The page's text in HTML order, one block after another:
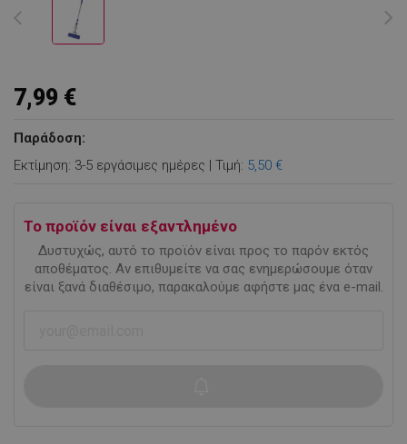
7,99 €
Παράδοση:
Εκτίμηση: 3-5 εργάσιμες ημέρες | Τιμή: 5,50 €
Το προϊόν είναι εξαντλημένο
Δυστυχώς, αυτό το προϊόν είναι προς το παρόν εκτός
αποθέματος. Αν επιθυμείτε να σας ενημερώσουμε όταν
είναι ξανά διαθέσιμο, παρακαλούμε αφήστε μας ένα e-mail.